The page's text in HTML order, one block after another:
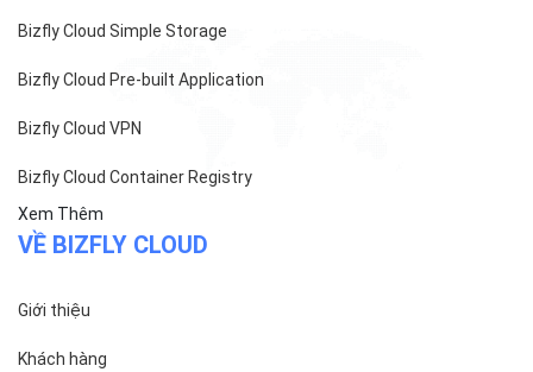
Bizfly Cloud Simple Storage
Bizfly Cloud Pre-built Application
Bizfly Cloud VPN
Bizfly Cloud Container Registry
Xem Thêm
VỀ BIZFLY CLOUD
Giới thiệu
Khách hàng